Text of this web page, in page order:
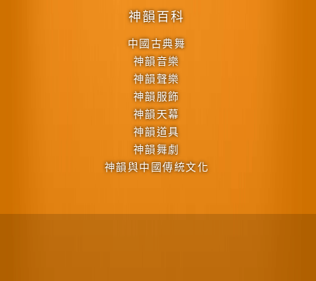
神韻百科
中國古典舞
神韻音樂
神韻聲樂
神韻服飾
神韻天幕
神韻道具
神韻舞劇
神韻與中國傳統文化